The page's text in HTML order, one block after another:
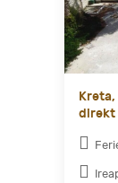
direkt